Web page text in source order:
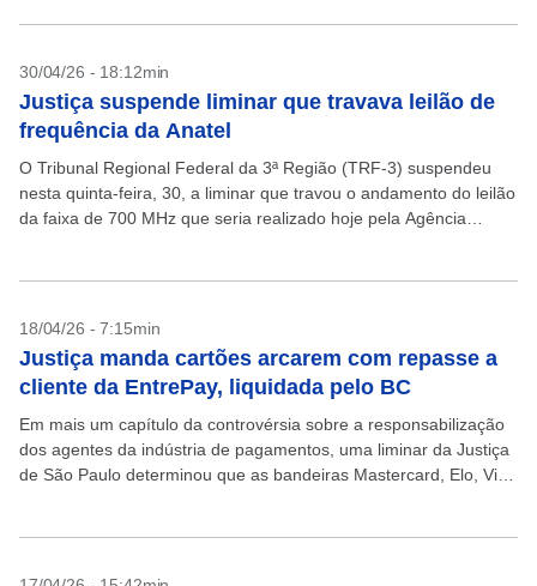
30/04/26 - 18:12min
Justiça suspende liminar que travava leilão de
frequência da Anatel
O Tribunal Regional Federal da 3ª Região (TRF-3) suspendeu
nesta quinta-feira, 30, a liminar que travou o andamento do leilão
da faixa de 700 MHz que seria realizado hoje pela Agência
18/04/26 - 7:15min
Justiça manda cartões arcarem com repasse a
cliente da EntrePay, liquidada pelo BC
Em mais um capítulo da controvérsia sobre a responsabilização
dos agentes da indústria de pagamentos, uma liminar da Justiça
de São Paulo determinou que as bandeiras Mastercard, Elo, Visa